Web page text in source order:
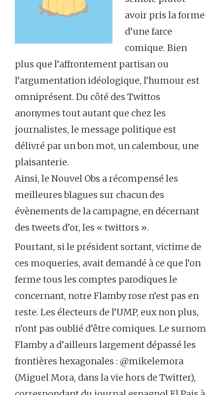
avoir pris la forme
d’une farce
comique. Bien
plus que l’affrontement partisan ou
l’argumentation idéologique, l’humour est
omniprésent. Du côté des Twittos
anonymes tout autant que chez les
journalistes, le message politique est
délivré par un bon mot, un calembour, une
plaisanterie.
Ainsi, le Nouvel Obs a récompensé les
meilleures blagues sur chacun des
évènements de la campagne, en décernant
des tweets d’or, les « twittors ».
Pourtant, si le président sortant, victime de
ces moqueries, avait demandé à ce que l’on
ferme tous les comptes parodiques le
concernant, notre Flamby rose n’est pas en
reste. Les électeurs de l’UMP, eux non plus,
n’ont pas oublié d’être comiques. Le surnom
Flamby a d’ailleurs largement dépassé les
frontières hexagonales : @mikelemora
(Miguel Mora, dans la vie hors de Twitter),